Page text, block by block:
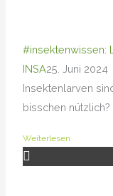
#insektenwissen:
INSA25. Juni 2024
Insektenlarven
bisschen nützlich?
Weiterlesen